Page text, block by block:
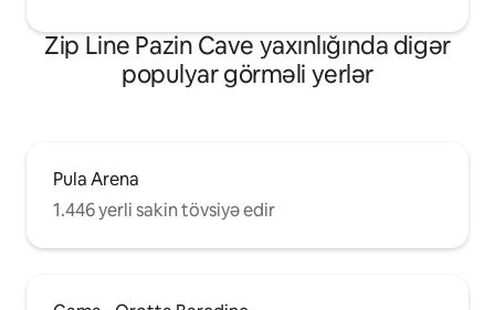
Zip Line Pazin Cave yaxınlığında digər
populyar görməli yerlər
Pula Arena
1.446 yerli sakin tövsiyə edir